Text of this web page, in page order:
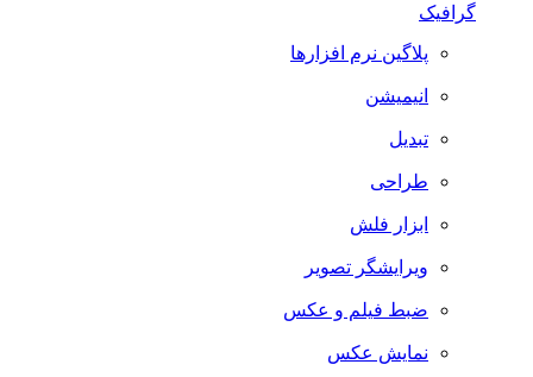
گرافیک
پلاگین نرم افزارها
انیمیشن
تبدیل
طراحی
ابزار فلش
ویرایشگر تصویر
ضبط فيلم و عكس
نمایش عکس